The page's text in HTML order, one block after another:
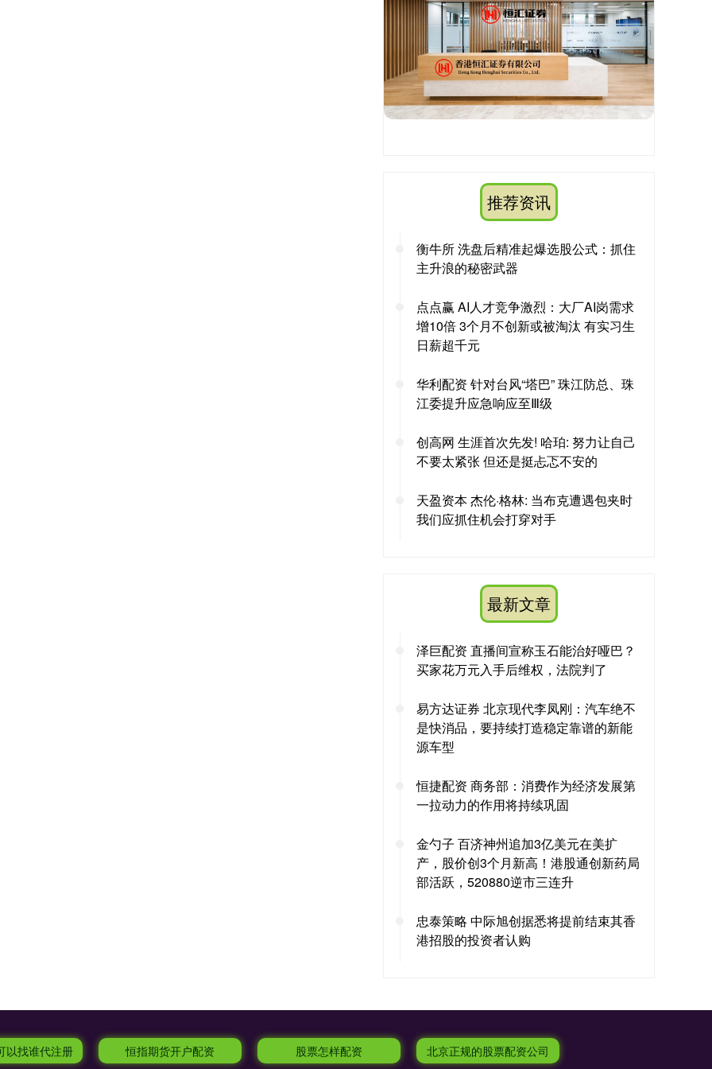
推荐资讯
衡牛所 洗盘后精准起爆选股公式：抓住
主升浪的秘密武器
点点赢 AI人才竞争激烈：大厂AI岗需求
增10倍 3个月不创新或被淘汰 有实习生
日薪超千元
华利配资 针对台风“塔巴” 珠江防总、珠
江委提升应急响应至Ⅲ级
创高网 生涯首次先发! 哈珀: 努力让自己
不要太紧张 但还是挺忐忑不安的
天盈资本 杰伦·格林: 当布克遭遇包夹时
我们应抓住机会打穿对手
最新文章
泽巨配资 直播间宣称玉石能治好哑巴？
买家花万元入手后维权，法院判了
易方达证券 北京现代李凤刚：汽车绝不
是快消品，要持续打造稳定靠谱的新能
源车型
恒捷配资 商务部：消费作为经济发展第
一拉动力的作用将持续巩固
金勺子 百济神州追加3亿美元在美扩
产，股价创3个月新高！港股通创新药局
部活跃，520880逆市三连升
忠泰策略 中际旭创据悉将提前结束其香
港招股的投资者认购
以找谁代注册 恒指期货开户配资 股票怎样配资 北京正规的股票配资公司